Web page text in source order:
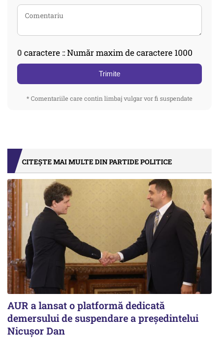
0 caractere :: Număr maxim de caractere 1000
Trimite
* Comentariile care contin limbaj vulgar vor fi suspendate
CITEȘTE MAI MULTE DIN PARTIDE POLITICE
AUR a lansat o platformă dedicată
demersului de suspendare a președintelui
Nicușor Dan